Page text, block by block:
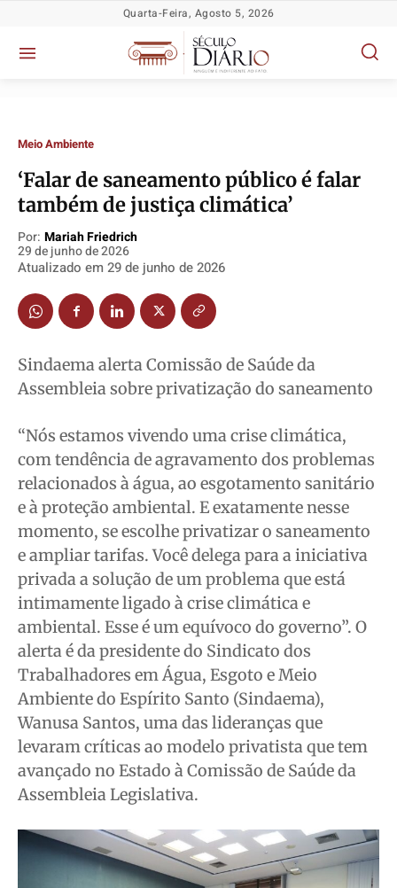
Política
TV Século
Justiça
Segurança
Saúde
Cidades
Direitos
Economia
Cultura
Colunas
Caetano Roque
Gustavo Bastos
Jr Mignone (in memorian)
Wanda Sily
Publicidade Legal
Anuncie
Política
TV Século
Justiça
Segurança
Saúde
Cidades
Direitos
Economia
Cultura
Colunas
Caetano Roque
Gustavo Bastos
Jr Mignone (in memorian)
Wanda Sily
Publicidade Legal
Anuncie
Política
TV Século
Justiça
Segurança
Saúde
Cidades
Direitos
Economia
Cultura
Colunas
Caetano Roque
Gustavo Bastos
Jr Mignone (in memorian)
Wanda Sily
Publicidade Legal
Anuncie
Política
TV Século
Justiça
Segurança
Saúde
Cidades
Direitos
Economia
Cultura
Colunas
Caetano Roque
Gustavo Bastos
Jr Mignone (in memorian)
Wanda Sily
Publicidade Legal
Anuncie
Quarta-Feira, Agosto 5, 2026
Meio Ambiente
‘Falar de saneamento público é falar
também de justiça climática’
Por: Mariah Friedrich
29 de junho de 2026
Atualizado em 29 de junho de 2026
Sindaema alerta Comissão de Saúde da
Assembleia sobre privatização do saneamento
“Nós estamos vivendo uma crise climática,
com tendência de agravamento dos problemas
relacionados à água, ao esgotamento sanitário
e à proteção ambiental. E exatamente nesse
momento, se escolhe privatizar o saneamento
e ampliar tarifas. Você delega para a iniciativa
privada a solução de um problema que está
intimamente ligado à crise climática e
ambiental. Esse é um equívoco do governo”. O
alerta é da presidente do Sindicato dos
Trabalhadores em Água, Esgoto e Meio
Ambiente do Espírito Santo (Sindaema),
Wanusa Santos, uma das lideranças que
levaram críticas ao modelo privatista que tem
avançado no Estado à Comissão de Saúde da
Assembleia Legislativa.